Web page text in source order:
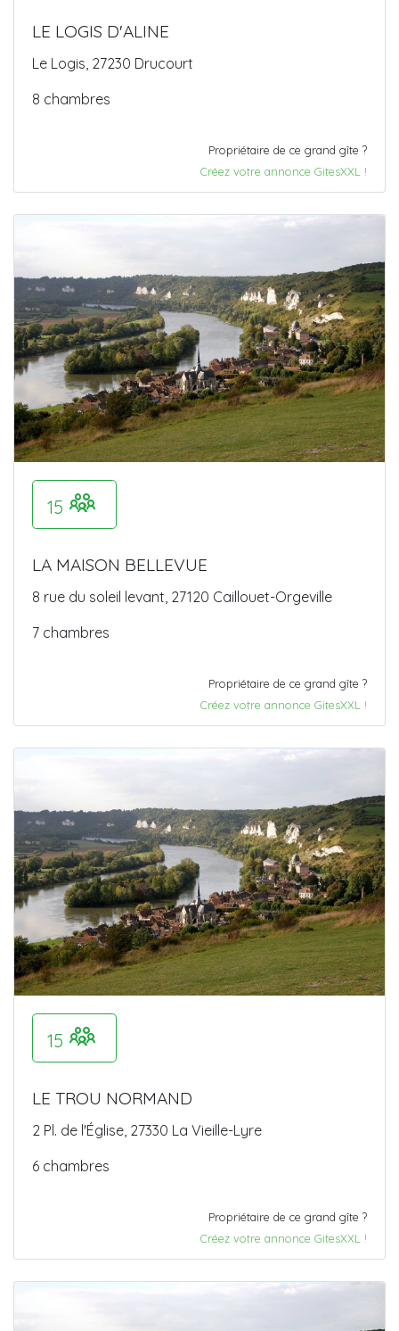
LE LOGIS D'ALINE
Le Logis, 27230 Drucourt
8 chambres
Propriétaire de ce grand gîte ?
Créez votre annonce GitesXXL !
15
LA MAISON BELLEVUE
8 rue du soleil levant, 27120 Caillouet-Orgeville
7 chambres
Propriétaire de ce grand gîte ?
Créez votre annonce GitesXXL !
15
LE TROU NORMAND
2 Pl. de l'Église, 27330 La Vieille-Lyre
6 chambres
Propriétaire de ce grand gîte ?
Créez votre annonce GitesXXL !